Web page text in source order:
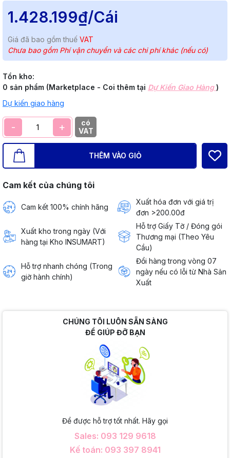
1.428.199₫/Cái
Giá đã bao gồm thuế VAT
Chưa bao gồm Phí vận chuyển và các chi phí khác (nếu có)
Tồn kho:
0 sản phẩm (Marketplace - Coi thêm tại Dự Kiến Giao Hàng)
Dự kiến giao hàng
- +
có
VAT
THÊM VÀO GIỎ
Cam kết của chúng tôi
Cam kết 100% chính hãng
Xuất hóa đơn với giá trị
đơn >200.00đ
Xuất kho trong ngày (Với
hàng tại Kho INSUMART)
Hỗ trợ Giấy Tờ / Đóng gói
Thương mại (Theo Yêu
Cầu)
Hỗ trợ nhanh chóng (Trong
giờ hành chính)
Đổi hàng trong vòng 07
ngày nếu có lỗi từ Nhà Sản
Xuất
CHÚNG TÔI LUÔN SẴN SÀNG
ĐỂ GIÚP ĐỠ BẠN
Để được hỗ trợ tốt nhất. Hãy gọi
Sales: 093 129 9618
Kế toán: 093 397 8941